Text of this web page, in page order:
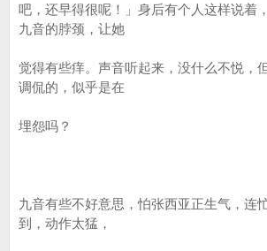
吧，还早得很呢！」身后有个人这样说着
九音的脖颈，让她
觉得有些痒。声音听起来，没什么不悦，
调侃的，似乎是在
埋怨吗？
九音有些不好意思，怕张西亚正生气，连
到，动作太猛，